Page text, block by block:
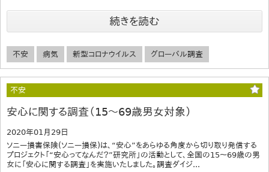
続きを読む
不安 病気 新型コロナウイルス グローバル調査
不安
安心に関する調査（15～69歳男女対象）
2020年01月29日
ソニー損害保険(ソニー損保)は、“安心”をあらゆる角度から切り取り発信する
プロジェクト「“安心ってなんだ？”研究所」の活動として、全国の15～69歳の男
女に「安心に関する調査」を実施いたしました。調査ダイジ...